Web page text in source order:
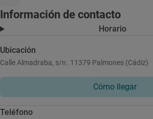
Información de contacto
Horario
Ubicación
Calle Almadraba, s/n. 11379 Palmones (Cádiz)
Cómo llegar
Teléfono